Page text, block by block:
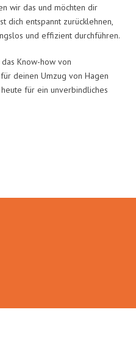
wir das und möchten dir
dich entspannt zurücklehnen,
und effizient durchführen.
Know-how von
deinen Umzug von Hagen
für ein unverbindliches